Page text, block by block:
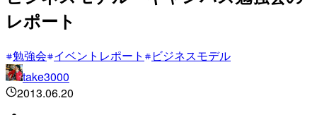
レポート
勉強会 イベントレポート
ビジネスモデル
take3000
2013.06.20